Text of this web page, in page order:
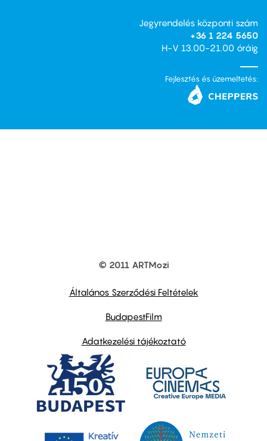
Jegyrendelés központi szám
+36 1 224 5650
H-V 13.00-21.00 óráig
Fejlesztés és üzemeltetés:
© 2011 ARTMozi
Általános Szerződési Feltételek
BudapestFilm
Adatkezelési tájékoztató